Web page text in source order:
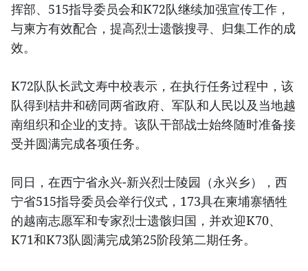
挥部、515指导委员会和K72队继续加强宣传工作，
与柬方有效配合，提高烈士遗骸搜寻、归集工作的成
效。
K72队队长武文寿中校表示，在执行任务过程中，该
队得到桔井和磅同两省政府、军队和人民以及当地越
南组织和企业的支持。该队干部战士始终随时准备接
受并圆满完成各项任务。
同日，在西宁省永兴-新兴烈士陵园（永兴乡），西
宁省515指导委员会举行仪式，173具在柬埔寨牺牲
的越南志愿军和专家烈士遗骸归国，并欢迎K70、
K71和K73队圆满完成第25阶段第二期任务。